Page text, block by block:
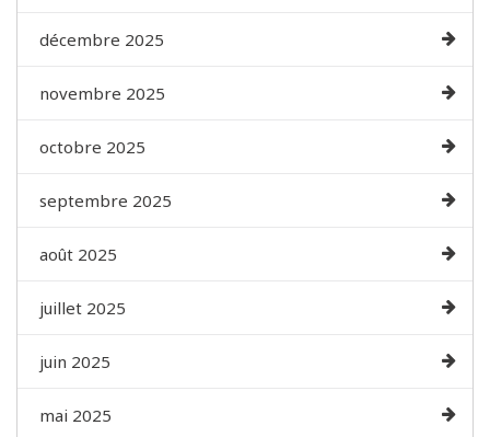
décembre 2025
novembre 2025
octobre 2025
septembre 2025
août 2025
juillet 2025
juin 2025
mai 2025